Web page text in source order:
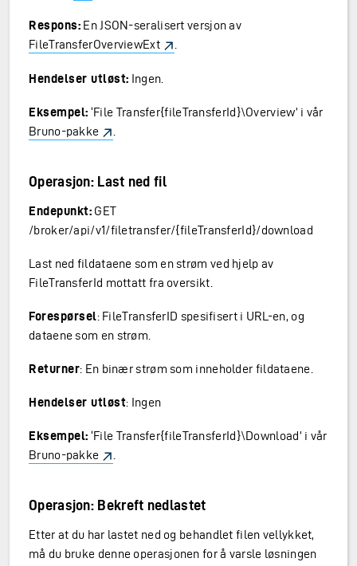
Respons: En JSON-seralisert versjon av
FileTransferOverviewExt
Hendelser utløst: Ingen.
Eksempel: ‘File Transfer{fileTransferId}\Overview’ i vår
Bruno-pakke
Operasjon: Last ned fil
Endepunkt: GET
/broker/api/v1/filetransfer/{fileTransferId}/download
Last ned fildataene som en strøm ved hjelp av
FileTransferId mottatt fra oversikt.
Forespørsel: FileTransferID spesifisert i URL-en, og
dataene som en strøm.
Returner: En binær strøm som inneholder fildataene.
Hendelser utløst: Ingen
Eksempel: ‘File Transfer{fileTransferId}\Download’ i vår
Bruno-pakke
Operasjon: Bekreft nedlastet
Etter at du har lastet ned og behandlet filen vellykket,
må du bruke denne operasjonen for å varsle løsningen